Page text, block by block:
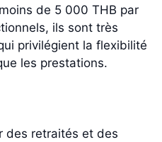
de 5 000 THB par
ils sont très
privilégient la flexibilité
les prestations.
des retraités et des